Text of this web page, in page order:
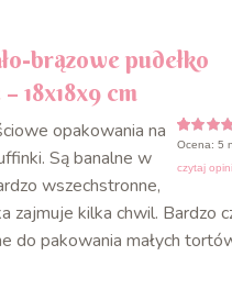
brązowe pudełko
18x18x9 cm
5z
5
na
ocen
16
Ocena: 5
czytaj
opakowania na
Są banalne w
wszechstronne,
zajmuje kilka chwil. Bardzo
do pakowania małych